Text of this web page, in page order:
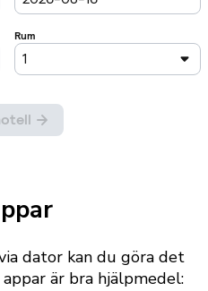
dator kan du göra det
är bra hjälpmedel: